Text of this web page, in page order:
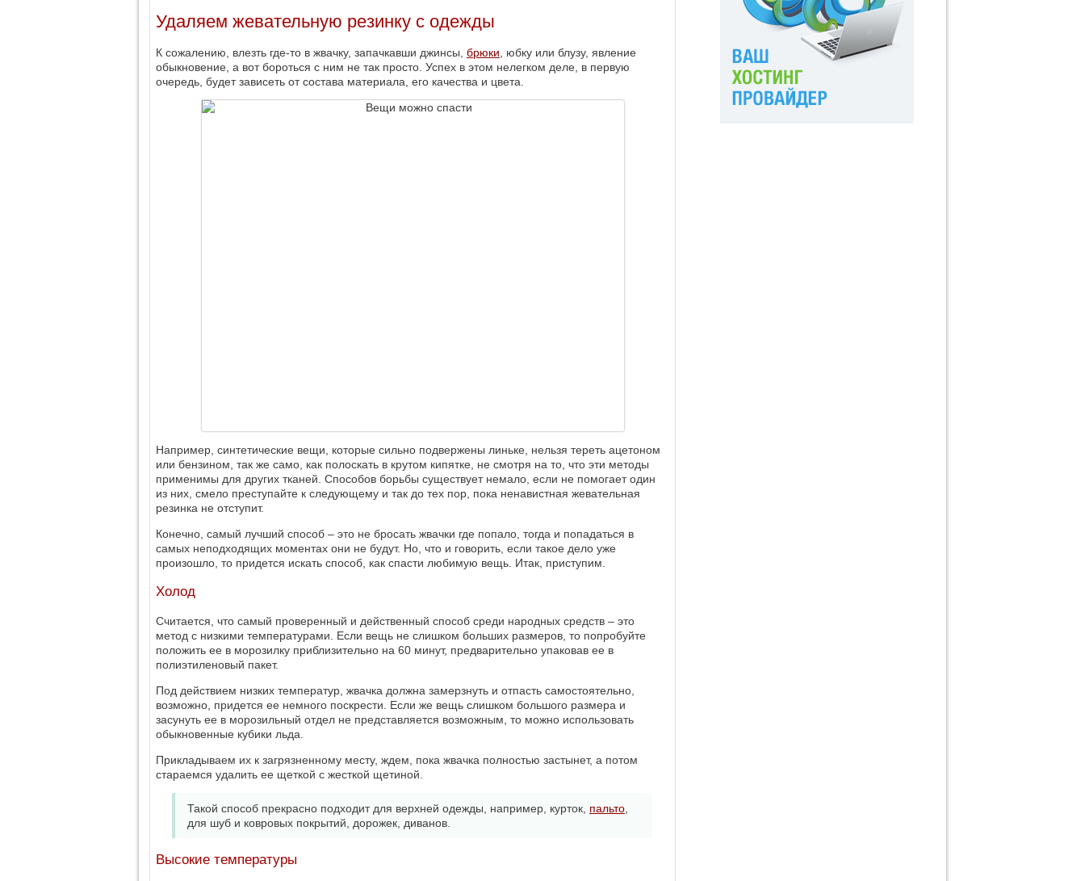
Удаляем жевательную резинку с одежды
К сожалению, влезть где-то в жвачку, запачкавши джинсы, брюки , юбку или блузу, явление
обыкновение, а вот бороться с ним не так просто. Успех в этом нелегком деле, в первую
очередь, будет зависеть от состава материала, его качества и цвета.
Например, синтетические вещи, которые сильно подвержены линьке, нельзя тереть ацетоном
или бензином, так же само, как полоскать в крутом кипятке, не смотря на то, что эти методы
применимы для других тканей. Способов борьбы существует немало, если не помогает один
из них, смело преступайте к следующему и так до тех пор, пока ненавистная жевательная
резинка не отступит.
Конечно, самый лучший способ – это не бросать жвачки где попало, тогда и попадаться в
самых неподходящих моментах они не будут. Но, что и говорить, если такое дело уже
произошло, то придется искать способ, как спасти любимую вещь. Итак, приступим.
Холод
Считается, что самый проверенный и действенный способ среди народных средств – это
метод с низкими температурами. Если вещь не слишком больших размеров, то попробуйте
положить ее в морозилку приблизительно на 60 минут, предварительно упаковав ее в
полиэтиленовый пакет.
Под действием низких температур, жвачка должна замерзнуть и отпасть самостоятельно,
возможно, придется ее немного поскрести. Если же вещь слишком большого размера и
засунуть ее в морозильный отдел не представляется возможным, то можно использовать
обыкновенные кубики льда.
Прикладываем их к загрязненному месту, ждем, пока жвачка полностью застынет, а потом
стараемся удалить ее щеткой с жесткой щетиной.
Такой способ прекрасно подходит для верхней одежды, например, курток, пальто
для шуб и ковровых покрытий, дорожек, диванов.
Высокие температуры